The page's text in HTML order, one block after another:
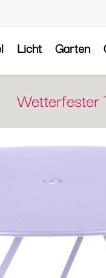
Licht Garten
Wetterfester